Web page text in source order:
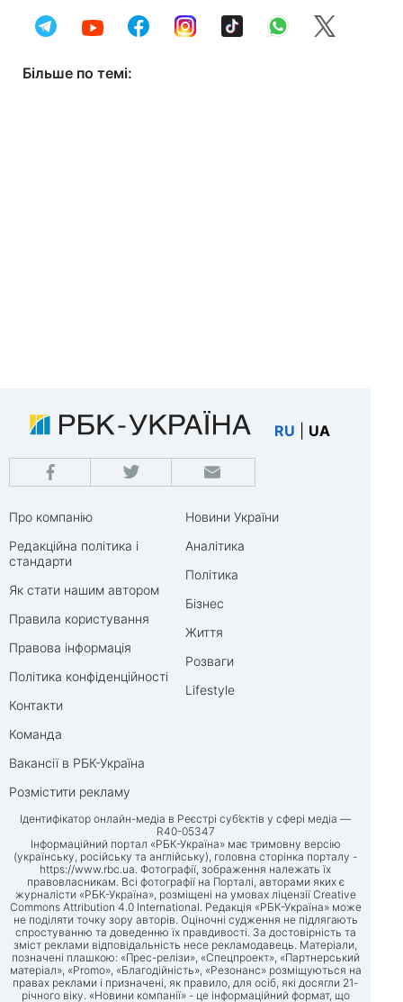
Більше по темі:
RU UA
Про компанію
Редакційна політика і
стандарти
Як стати нашим автором
Правила користування
Правова інформація
Політика конфіденційності
Контакти
Команда
Вакансії в РБК-Україна
Розмістити рекламу
Новини України
Аналітика
Політика
Бізнес
Життя
Розваги
Lifestyle
Ідентифікатор онлайн-медіа в Реєстрі суб’єктів у сфері медіа —
R40-05347
Інформаційний портал «РБК-Україна» має тримовну версію
(українську, російську та англійську), головна сторінка порталу -
https://www.rbc.ua. Фотографії, зображення належать їх
правовласникам. Всі фотографії на Порталі, авторами яких є
журналісти «РБК-Україна», розміщені на умовах ліцензії Creative
Commons Attribution 4.0 International. Редакція «РБК-Україна» може
не поділяти точку зору авторів. Оціночні судження не підлягають
спростуванню та доведенню їх правдивості. За достовірність та
зміст реклами відповідальність несе рекламодавець. Матеріали,
позначені плашкою: «Прес-релізи», «Спецпроект», «Партнерський
матеріал», «Promo», «Благодійність», «Резонанс» розміщуються на
правах реклами і призначені, як правило, для осіб, які досягли 21-
річного віку. «Новини компанії» - це інформаційний формат, що